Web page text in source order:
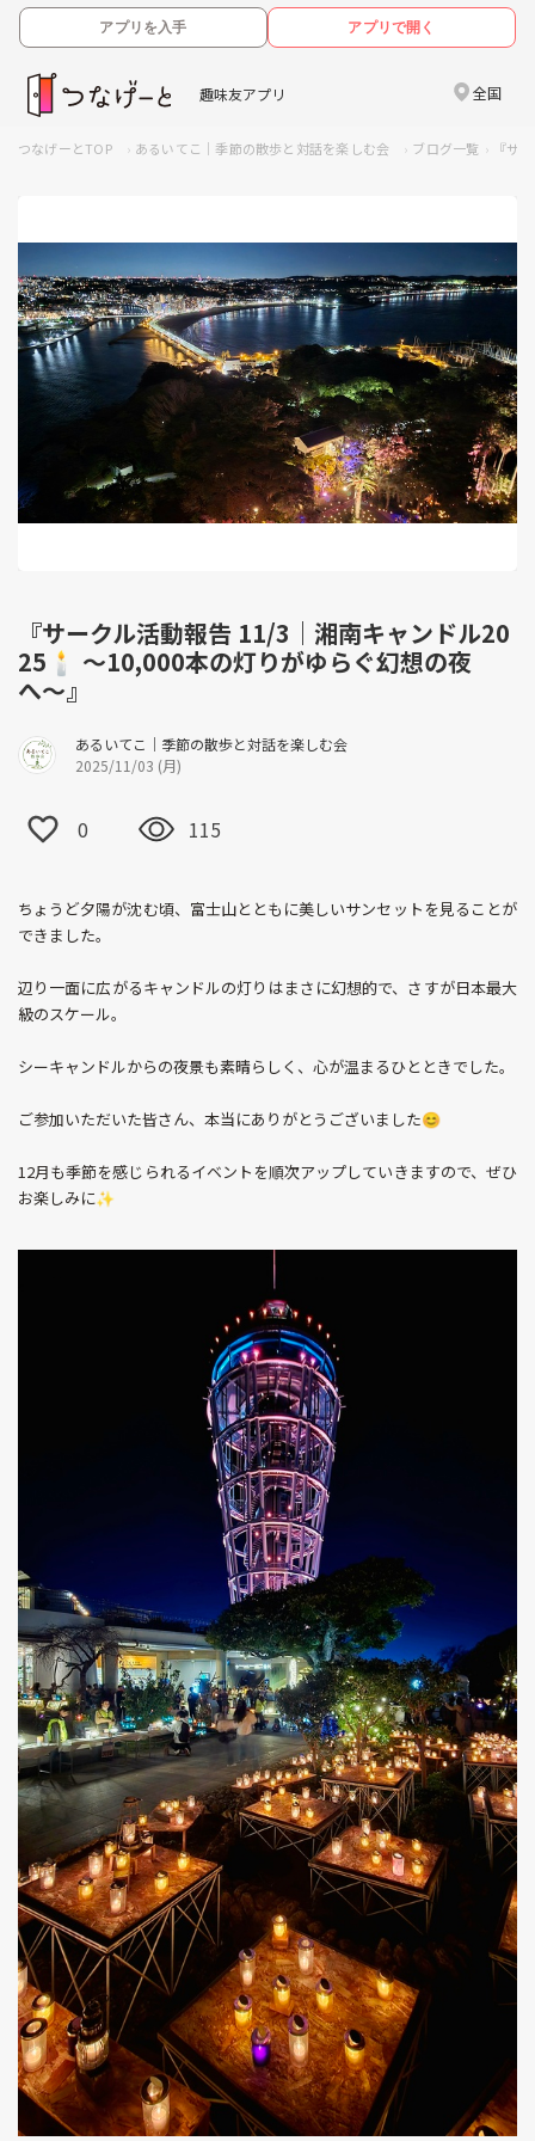
アプリを入手 アプリで開く
趣味友アプリ 全国
つなげーとTOP ​​あるいてこ｜季節の散歩と対話を楽しむ会 ブログ一覧 『サ
『サークル活動報告 11/3｜湘南キャンドル20
25🕯 〜10,000本の灯りがゆらぐ幻想の夜
へ〜』
​​あるいてこ｜季節の散歩と対話を楽しむ会
2025/11/03 (月)
0 115
ちょうど夕陽が沈む頃、富士山とともに美しいサンセットを見ることが
できました。
辺り一面に広がるキャンドルの灯りはまさに幻想的で、さすが日本最大
級のスケール。
シーキャンドルからの夜景も素晴らしく、心が温まるひとときでした。
ご参加いただいた皆さん、本当にありがとうございました😊
12月も季節を感じられるイベントを順次アップしていきますので、ぜひ
お楽しみに✨